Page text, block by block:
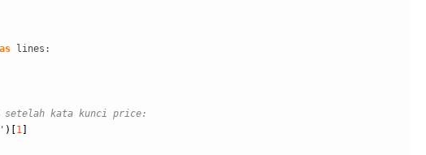
as lines:
kata kunci price:
) 1